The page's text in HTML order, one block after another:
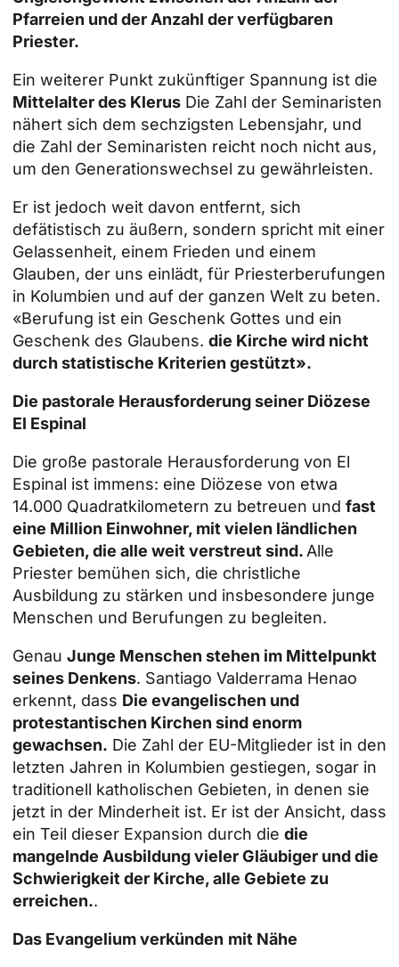
Pfarreien und der Anzahl der verfügbaren
Priester.
Ein weiterer Punkt zukünftiger Spannung ist die
Mittelalter des Klerus Die Zahl der Seminaristen
nähert sich dem sechzigsten Lebensjahr, und
die Zahl der Seminaristen reicht noch nicht aus,
um den Generationswechsel zu gewährleisten.
Er ist jedoch weit davon entfernt, sich
defätistisch zu äußern, sondern spricht mit einer
Gelassenheit, einem Frieden und einem
Glauben, der uns einlädt, für Priesterberufungen
in Kolumbien und auf der ganzen Welt zu beten.
«Berufung ist ein Geschenk Gottes und ein
Geschenk des Glaubens. die Kirche wird nicht
durch statistische Kriterien gestützt».
Die pastorale Herausforderung seiner Diözese
El Espinal
Die große pastorale Herausforderung von El
Espinal ist immens: eine Diözese von etwa
14.000 Quadratkilometern zu betreuen und fast
eine Million Einwohner, mit vielen ländlichen
Gebieten, die alle weit verstreut sind.Alle
Priester bemühen sich, die christliche
Ausbildung zu stärken und insbesondere junge
Menschen und Berufungen zu begleiten.
Genau Junge Menschen stehen im Mittelpunkt
seines Denkens. Santiago Valderrama Henao
erkennt, dass Die evangelischen und
protestantischen Kirchen sind enorm
gewachsen. Die Zahl der EU-Mitglieder ist in den
letzten Jahren in Kolumbien gestiegen, sogar in
traditionell katholischen Gebieten, in denen sie
jetzt in der Minderheit ist. Er ist der Ansicht, dass
ein Teil dieser Expansion durch die die
mangelnde Ausbildung vieler Gläubiger und die
Schwierigkeit der Kirche, alle Gebiete zu
erreichen..
Das Evangelium verkünden mit Nähe